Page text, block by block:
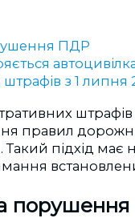
ПДР
з 1 липня
правил
Такий підхід має